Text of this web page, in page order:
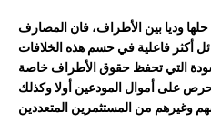
وديا بين الأطراف، فان المصارف
أكثر فاعلية في حسم هذه الخلافات
التي تحفظ حقوق الأطراف خاصة
علىأموال المودعينأولاوكذلك